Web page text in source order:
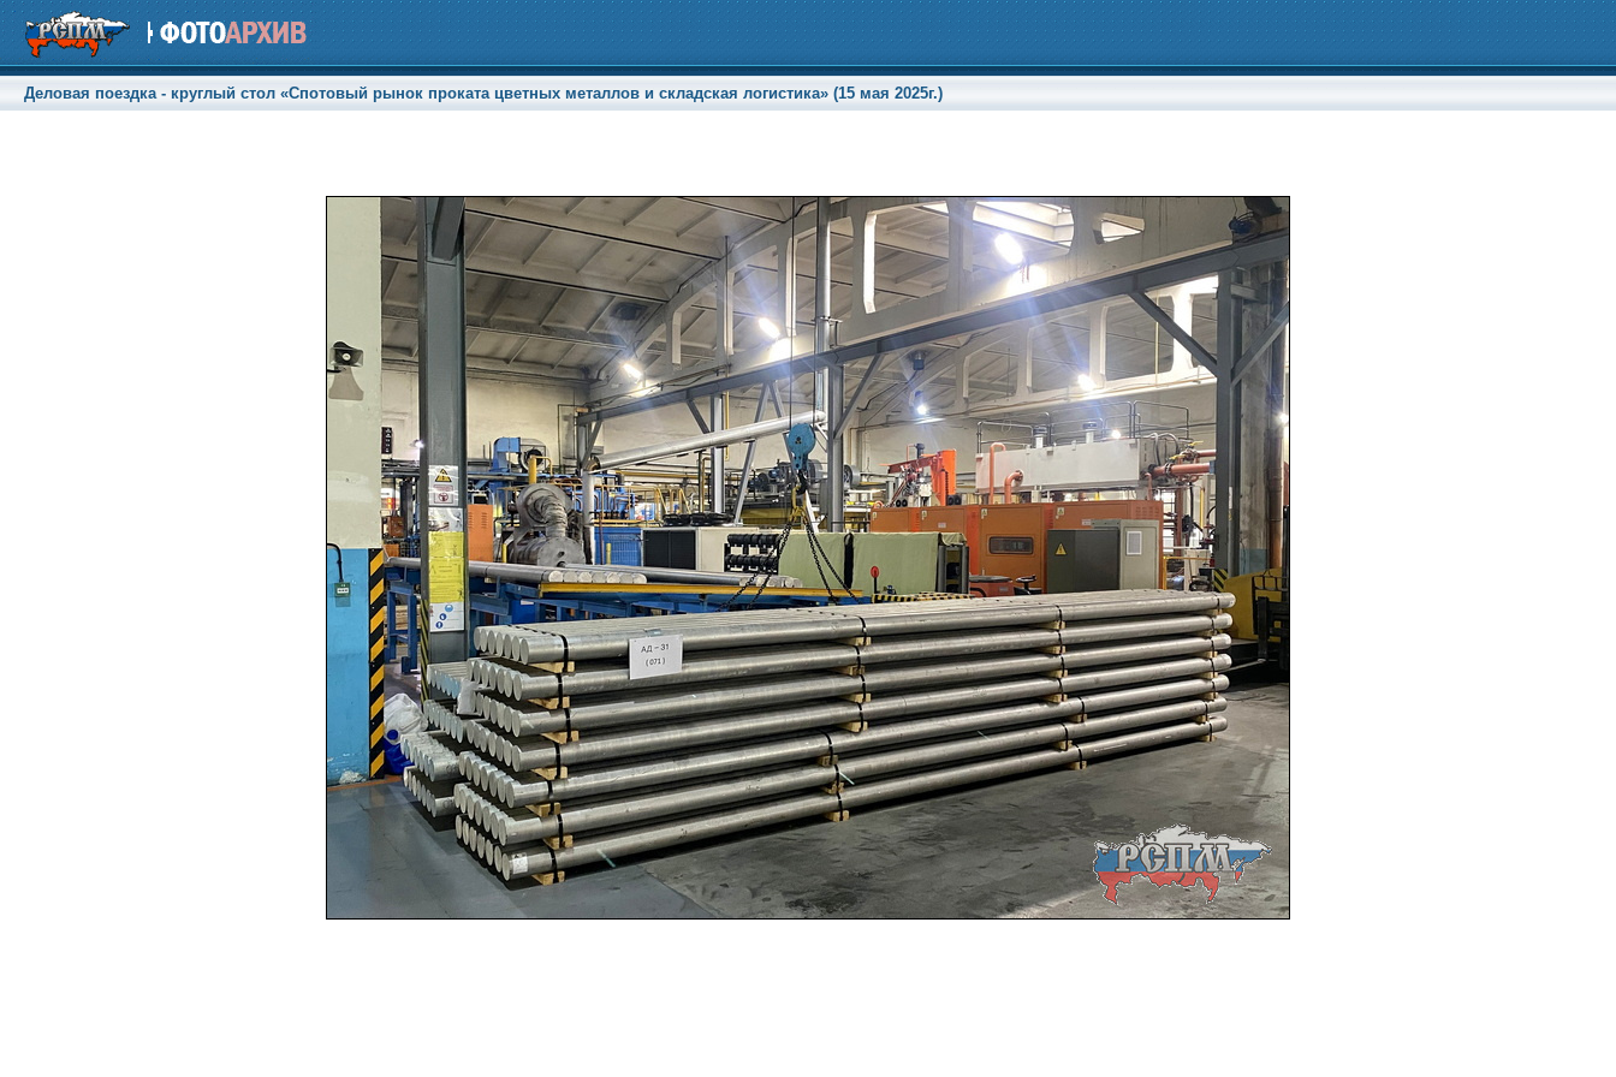
Деловая поездка - круглый стол «Спотовый рынок проката цветных металлов и складская логистика» (15 мая 2025г.)